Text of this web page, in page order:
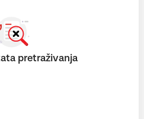
pretraživanja